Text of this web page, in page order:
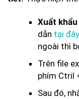
Xuẩt
dẫn tại đây
ngoài thì
Trên file
phím Ctril
Sau đó,